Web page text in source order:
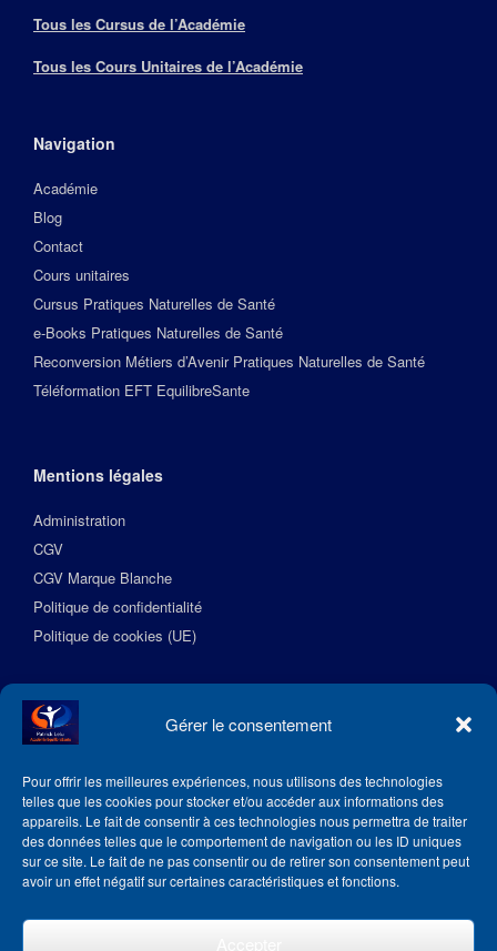
Gérer le consentement
Pour offrir les meilleures expériences, nous utilisons des technologies
telles que les cookies pour stocker et/ou accéder aux informations des
appareils. Le fait de consentir à ces technologies nous permettra de traiter
des données telles que le comportement de navigation ou les ID uniques
sur ce site. Le fait de ne pas consentir ou de retirer son consentement peut
avoir un effet négatif sur certaines caractéristiques et fonctions.
Tous les Cursus de l’Académie
Tous les Cours Unitaires de l’Académie
Navigation
Académie
Blog
Contact
Cours unitaires
Cursus Pratiques Naturelles de Santé
e-Books Pratiques Naturelles de Santé
Reconversion Métiers d’Avenir Pratiques Naturelles de Santé
Téléformation EFT EquilibreSante
Mentions légales
Administration
CGV
CGV Marque Blanche
Politique de confidentialité
Politique de cookies (UE)
Suivez l’Académie EquilibreSante